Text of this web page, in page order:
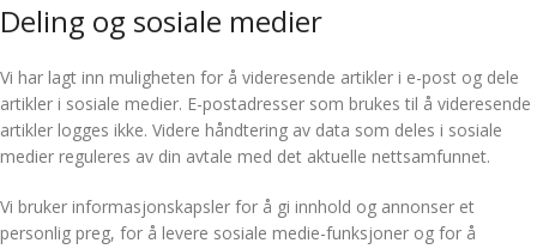
Deling og sosiale medier
Vi har lagt inn muligheten for å videresende artikler i e-post og dele
artikler i sosiale medier. E-postadresser som brukes til å videresende
artikler logges ikke. Videre håndtering av data som deles i sosiale
medier reguleres av din avtale med det aktuelle nettsamfunnet.
Vi bruker informasjonskapsler for å gi innhold og annonser et
personlig preg, for å levere sosiale medie-funksjoner og for å